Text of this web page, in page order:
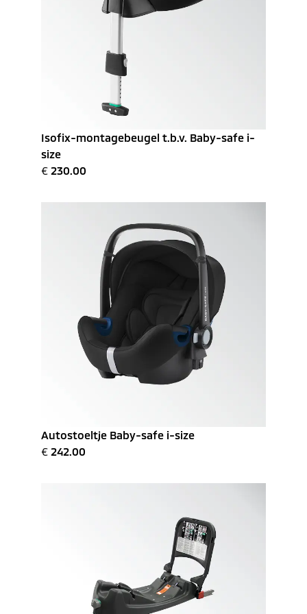
Isofix-montagebeugel t.b.v. Baby-safe i-
size
€ 230.00
Autostoeltje Baby-safe i-size
€ 242.00